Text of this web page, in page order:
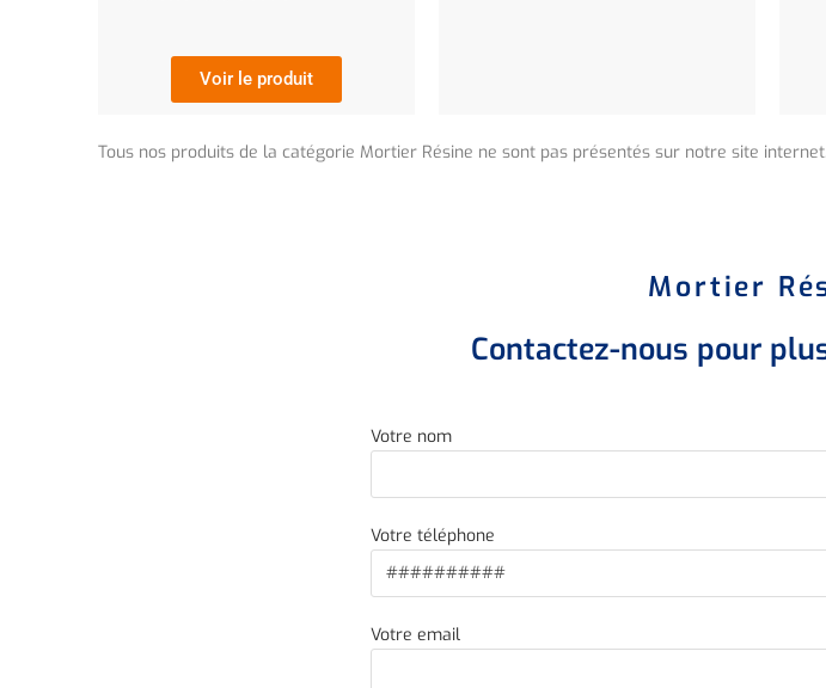
Voir le produit
Tous nos produits de la catégorie Mortier Résine ne sont pas présentés sur notre site
Mortier
Contactez-nous pour
Votre nom
Votre téléphone
Votre email